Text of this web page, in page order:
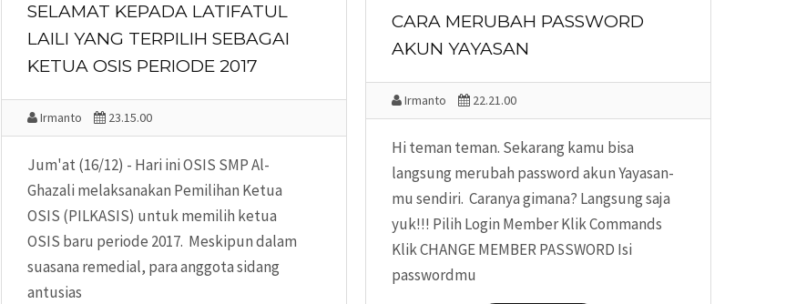
SELAMAT KEPADA LATIFATUL
LAILI YANG TERPILIH SEBAGAI
KETUA OSIS PERIODE 2017
Irmanto 23.15.00
Jum'at (16/12) - Hari ini OSIS SMP Al-
Ghazali melaksanakan Pemilihan Ketua
OSIS (PILKASIS) untuk memilih ketua
OSIS baru periode 2017. Meskipun dalam
suasana remedial, para anggota sidang
antusias
CARA MERUBAH PASSWORD
AKUN YAYASAN
Irmanto 22.21.00
Hi teman teman. Sekarang kamu bisa
langsung merubah password akun Yayasan-
mu sendiri. Caranya gimana? Langsung saja
yuk!!! Pilih Login Member Klik Commands
Klik CHANGE MEMBER PASSWORD Isi
passwordmu